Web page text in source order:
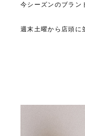
今シーズンのブラン
週末土曜から店頭に